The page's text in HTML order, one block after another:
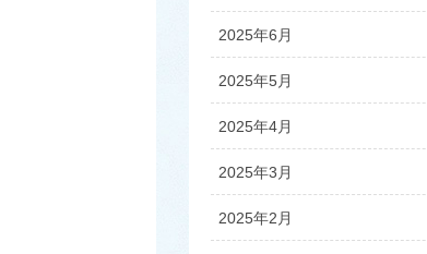
2025年6月
2025年5月
2025年4月
2025年3月
2025年2月